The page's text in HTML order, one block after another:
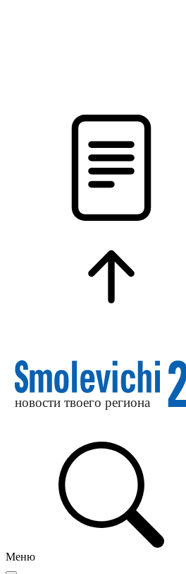
Меню